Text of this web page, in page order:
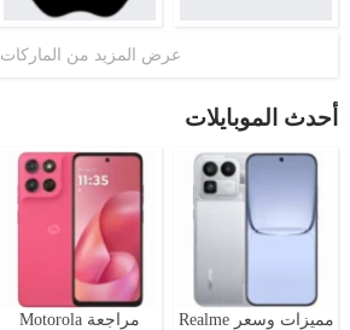
عرض المزيد من الماركات
أحدث الموبايلات
مميزات وسعر Realme
مراجعة Motorola